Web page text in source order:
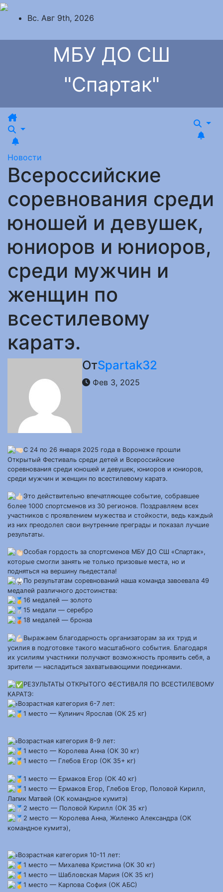
Перейти
содержимому
Вс. Авг 9th, 2026
МБУ ДО СШ
"Спартак"
Новости
Всероссийские
соревнования среди
юношей и девушек,
юниоров и юниоров,
среди мужчин и
женщин по
всестилевому
каратэ.
ОтSpartak32
Фев 3, 2025
С 24 по 26 января 2025 года в Воронеже прошли
Открытый Фестиваль среди детей и Всероссийские
соревнования среди юношей и девушек, юниоров и юниоров,
среди мужчин и женщин по всестилевому каратэ.
Это действительно впечатляющее событие, собравшее
более 1000 спортсменов из 30 регионов. Поздравляем всех
участников с проявлением мужества и стойкости, ведь каждый
из них преодолел свои внутренние преграды и показал лучшие
результаты.
Особая гордость за спортсменов МБУ ДО СШ «Спартак»,
которые смогли занять не только призовые места, но и
подняться на вершину пьедестала!
По результатам соревнований наша команда завоевала 49
медалей различного достоинства:
16 медалей — золото
15 медали — серебро
18 медалей — бронза
Выражаем благодарность организаторам за их труд и
усилия в подготовке такого масштабного события. Благодаря
их усилиям участники получают возможность проявить себя, а
зрители — насладиться захватывающими поединками.
РЕЗУЛЬТАТЫ ОТКРЫТОГО ФЕСТИВАЛЯ ПО ВСЕСТИЛЕВОМУ
КАРАТЭ:
Возрастная категория 6-7 лет:
1 место — Кулинич Ярослав (ОК 25 кг)
Возрастная категория 8-9 лет:
1 место — Королева Анна (ОК 30 кг)
1 место — Глебов Егор (ОК 35+ кг)
1 место — Ермаков Егор (ОК 40 кг)
1 место — Ермаков Егор, Глебов Егор, Половой Кирилл,
Лапик Матвей (ОК командное кумитэ)
2 место — Половой Кирилл (ОК 35 кг)
2 место — Королева Анна, Жиленко Александра (ОК
командное кумитэ),
Возрастная категория 10-11 лет:
1 место — Михалева Кристина (ОК 30 кг)
1 место — Шабловская Мария (ОК 35 кг)
1 место — Карпова София (ОК АБС)